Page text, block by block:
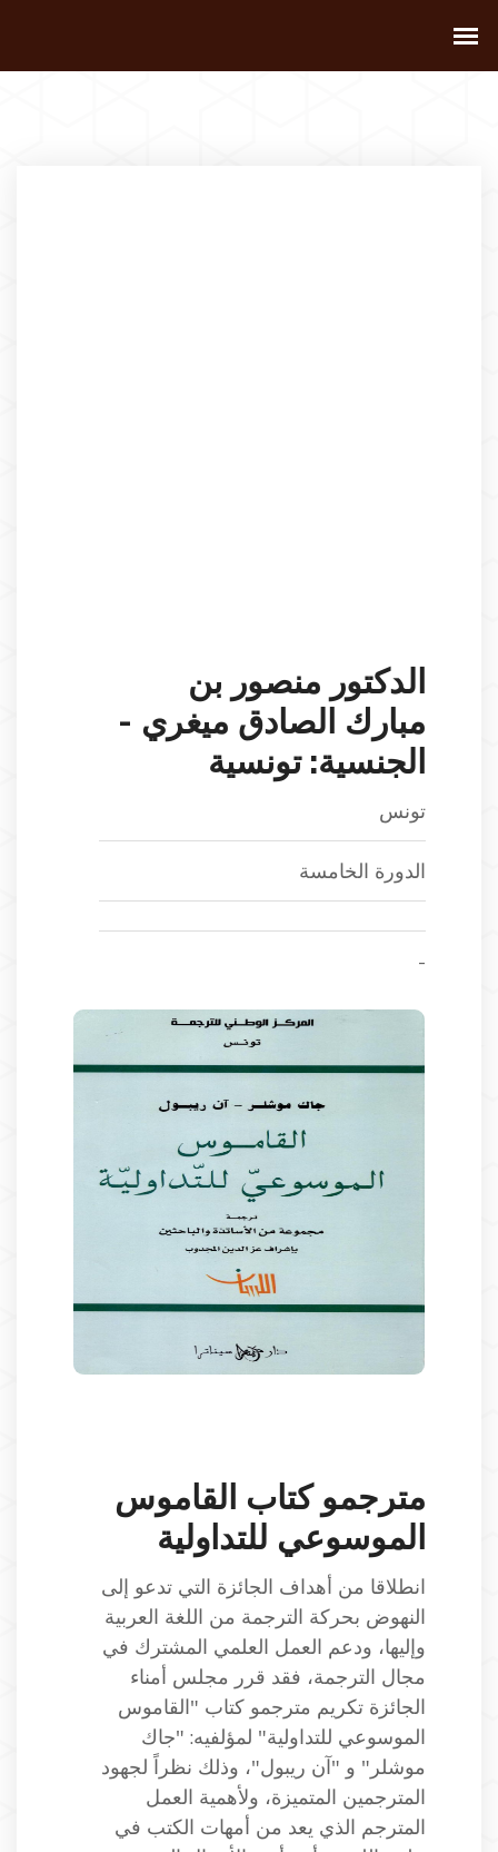
الدكتور منصور بن
مبارك الصادق ميغري -
الجنسية: تونسية
تونس
الدورة الخامسة
-
مترجمو كتاب القاموس
الموسوعي للتداولية
انطلاقا من أهداف الجائزة التي تدعو إلى
النهوض بحركة الترجمة من اللغة العربية
وإليها، ودعم العمل العلمي المشترك في
مجال الترجمة، فقد قرر مجلس أمناء
الجائزة تكريم مترجمو كتاب "القاموس
الموسوعي للتداولية" لمؤلفيه: "جاك
موشلر" و "آن ريبول"، وذلك نظراً لجهود
المترجمين المتميزة، ولأهمية العمل
المترجم الذي يعد من أمهات الكتب في